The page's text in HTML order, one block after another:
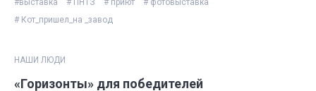
#выставка # ПНТЗ # приют
# фотовыставка
# Кот_пришел_на _завод
НАШИ ЛЮДИ
«Горизонты» для победителей